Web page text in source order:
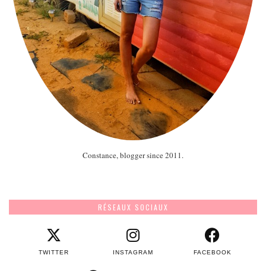
Constance, blogger since 2011.
RÉSEAUX SOCIAUX
TWITTER INSTAGRAM FACEBOOK